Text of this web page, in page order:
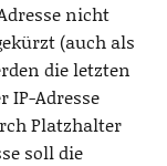
nicht
(auch als
die letzten
IP-Adresse
Platzhalter
soll die